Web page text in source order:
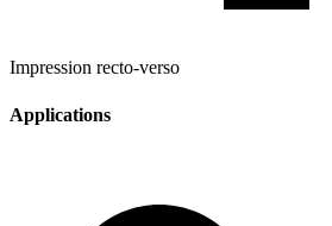
Impression recto-verso
Applications